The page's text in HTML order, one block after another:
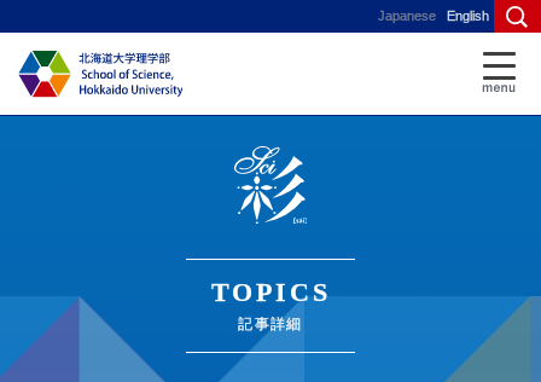
Japanese English
TOPICS
記事詳細